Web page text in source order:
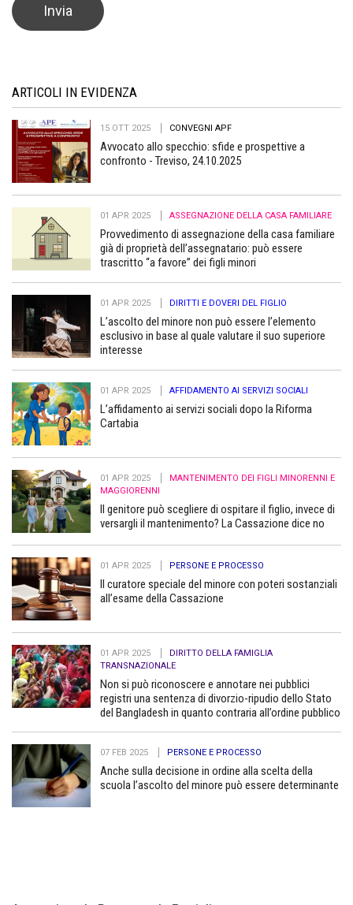
ARTICOLI IN EVIDENZA
15 OTT 2025 CONVEGNI APF
Avvocato allo specchio: sfide e prospettive a
confronto - Treviso, 24.10.2025
01 APR 2025 ASSEGNAZIONE DELLA CASA FAMILIARE
Provvedimento di assegnazione della casa familiare
già di proprietà dell’assegnatario: può essere
trascritto “a favore” dei figli minori
01 APR 2025 DIRITTI E DOVERI DEL FIGLIO
L’ascolto del minore non può essere l’elemento
esclusivo in base al quale valutare il suo superiore
interesse
01 APR 2025 AFFIDAMENTO AI SERVIZI SOCIALI
L’affidamento ai servizi sociali dopo la Riforma
Cartabia
01 APR 2025
MANTENIMENTO DEI FIGLI MINORENNI E
MAGGIORENNI
Il genitore può scegliere di ospitare il figlio, invece di
versargli il mantenimento? La Cassazione dice no
01 APR 2025 PERSONE E PROCESSO
Il curatore speciale del minore con poteri sostanziali
all’esame della Cassazione
01 APR 2025
DIRITTO DELLA FAMIGLIA
TRANSNAZIONALE
Non si può riconoscere e annotare nei pubblici
registri una sentenza di divorzio-ripudio dello Stato
del Bangladesh in quanto contraria all’ordine pubblico
07 FEB 2025 PERSONE E PROCESSO
Anche sulla decisione in ordine alla scelta della
scuola l’ascolto del minore può essere determinante